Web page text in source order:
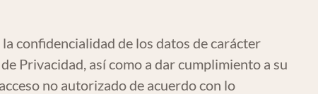
confidencialidad de los datos de carácter
Privacidad, así como a dar cumplimiento a su
no autorizado de acuerdo con lo